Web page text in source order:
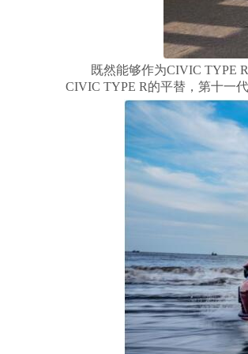
既然能够作为CIVIC TYPE
CIVIC TYPE R的平替，第十一